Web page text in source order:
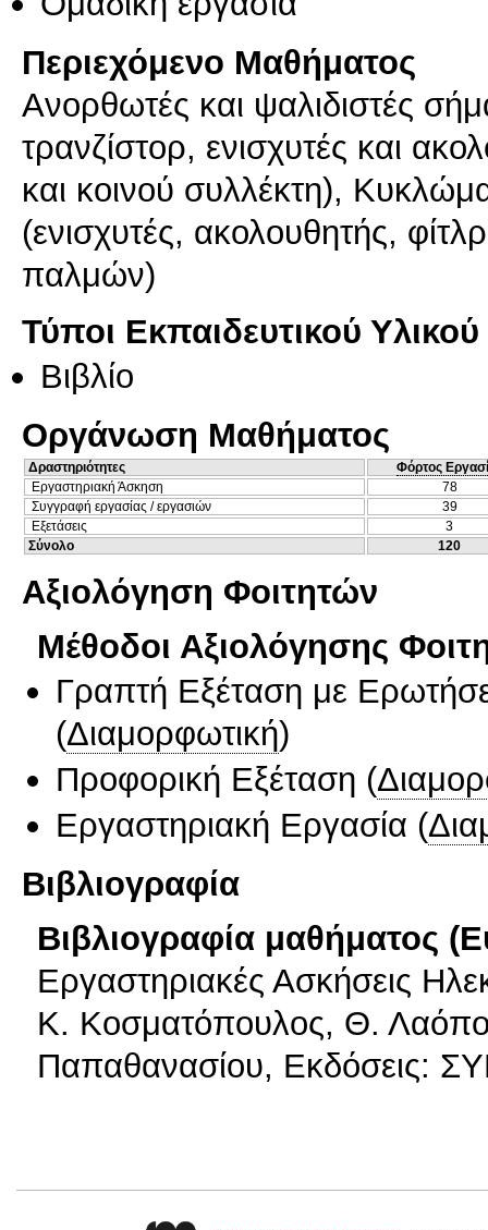
Περιεχόμενο Μαθήματος
Aνoρθωτές και ψαλιδιστές
τρανζίστορ, ενισχυτές και
και κοινού συλλέκτη),
(ενισχυτές, ακολουθητής,
παλμών)
Τύποι Εκπαιδευτικού Υλικού
Βιβλίο
Οργάνωση Μαθήματος
Δραστηριότητες
Φόρτος
Εργαστηριακή Άσκηση
78
Συγγραφή εργασίας / εργασιών
39
Εξετάσεις
3
Σύνολο
120
Αξιολόγηση Φοιτητών
Μέθοδοι Αξιολόγησης
Γραπτή Εξέταση με
(Διαμορφωτική)
Προφορική Εξέταση (
Εργαστηριακή Εργασία (
Βιβλιογραφία
Βιβλιογραφία μαθήματος
Εργαστηριακές Ασκήσεις
Κ. Κοσματόπουλος, Θ.
Παπαθανασίου, Εκδόσεις: